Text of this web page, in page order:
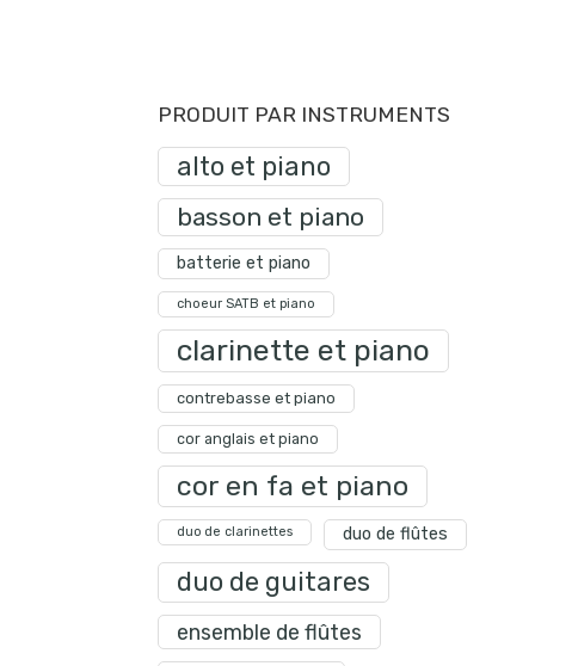
PRODUIT PAR INSTRUMENTS
alto et piano
basson et piano
batterie et piano
choeur SATB et piano
clarinette et piano
contrebasse et piano
cor anglais et piano
cor en fa et piano
duo de clarinettes duo de flûtes
duo de guitares
ensemble de flûtes